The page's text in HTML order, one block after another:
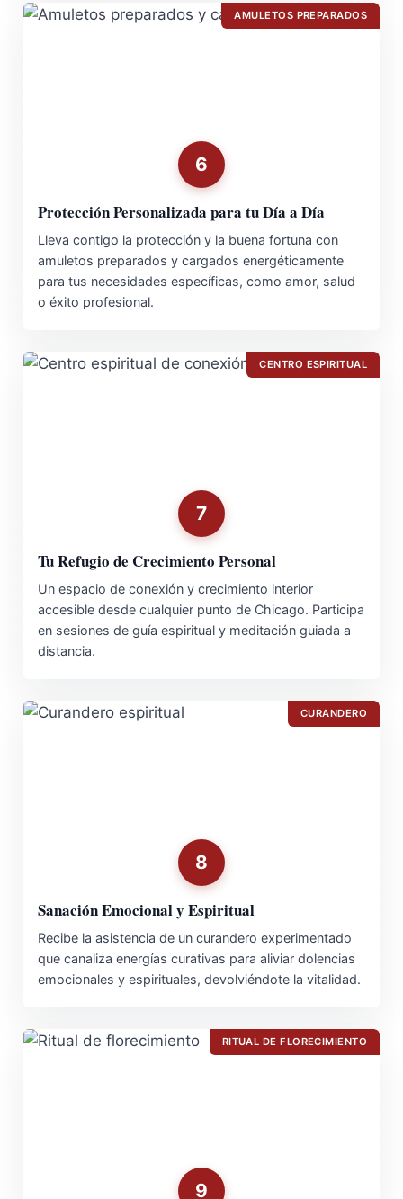
AMULETOS PREPARADOS
6
Protección Personalizada para tu Día a Día
Lleva contigo la protección y la buena fortuna con
amuletos preparados y cargados energéticamente
para tus necesidades específicas, como amor, salud
o éxito profesional.
CENTRO ESPIRITUAL
7
Tu Refugio de Crecimiento Personal
Un espacio de conexión y crecimiento interior
accesible desde cualquier punto de Chicago. Participa
en sesiones de guía espiritual y meditación guiada a
distancia.
CURANDERO
8
Sanación Emocional y Espiritual
Recibe la asistencia de un curandero experimentado
que canaliza energías curativas para aliviar dolencias
emocionales y espirituales, devolviéndote la vitalidad.
RITUAL DE FLORECIMIENTO
9